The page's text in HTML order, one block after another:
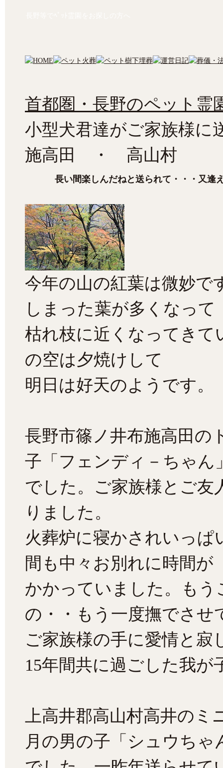
首都圏・長野のペット霊
小型犬君達がご家族様に
施高田 ・ 高山村
長い間楽しんだねと送られて・・・又逢
今年の山の紅葉は微妙で
しまった葉が多くなって
枯れ枝に近くなってきて
の空は夕焼けして
明日は好天のようです。
長野市篠ノ井布施高田の
子「フェンディ－ちゃん
でした。ご家族様とご友
りました。
火葬炉に寝かされいっ
間も中々お別れに時間が
かかっていました。も
の・・もう一度撫でさせ
ご家族様の手に愛情と
15年間共に過ごした我
上高井郡高山村高井の
月の男の子「シュウちゃ